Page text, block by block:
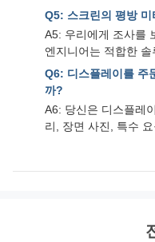
Q5: 스크린의 평방
A5: 우리에게 조사를
엔지니어는 적합한
Q6: 디스플레이를 주
까?
A6: 당신은 디스플레
리, 장면 사진, 특수